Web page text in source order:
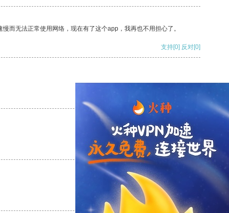
而无法正常使用网络，现在有了这个app，我再也不用担心了。
支持[0] 反对[0]
支持 [0] 反对[0]
支持[0] 反对